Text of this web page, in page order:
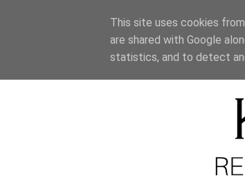
This site uses cookies
are shared with Google
statistics, and to detect